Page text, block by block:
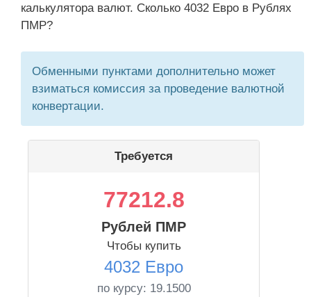
калькулятора валют. Сколько 4032 Евро в Рублях
ПМР?
Обменными пунктами дополнительно может
взиматься комиссия за проведение валютной
конвертации.
Требуется
77212.8
Рублей ПМР
Чтобы купить
4032 Евро
по курсу: 19.1500